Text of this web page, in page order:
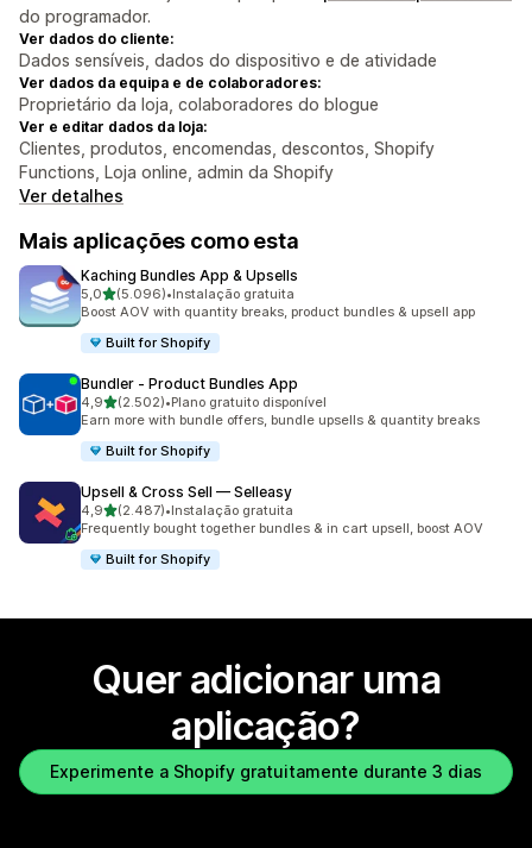
do programador.
Ver dados do cliente:
Dados sensíveis, dados do dispositivo e de atividade
Ver dados da equipa e de colaboradores:
Proprietário da loja, colaboradores do blogue
Ver e editar dados da loja:
Clientes, produtos, encomendas, descontos, Shopify
Functions, Loja online, admin da Shopify
Ver detalhes
Mais aplicações como esta
Kaching Bundles App & Upsells
5,0de 5 estrelas
(5.096)
5096 total de avaliações
•Instalação gratuita
Boost AOV with quantity breaks, product bundles & upsell app
Built for Shopify
Bundler ‑ Product Bundles App
4,9de 5 estrelas
(2.502)
2502 total de avaliações
•Plano gratuito disponível
Earn more with bundle offers, bundle upsells & quantity breaks
Built for Shopify
Upsell & Cross Sell — Selleasy
4,9de 5 estrelas
(2.487)
2487 total de avaliações
•Instalação gratuita
Frequently bought together bundles & in cart upsell, boost AOV
Built for Shopify
Quer adicionar uma
aplicação?
Experimente a Shopify gratuitamente durante 3 dias